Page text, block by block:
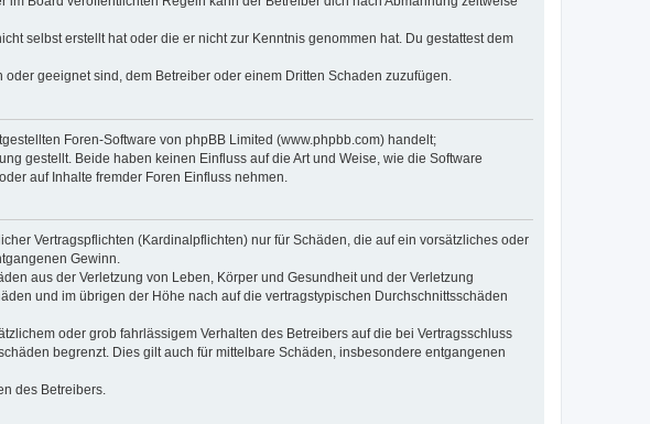
selbst erstellt hat oder die er nicht zur Kenntnis genommen hat. Du gestattest dem
geeignet sind, dem Betreiber oder einem Dritten Schaden zuzufügen.
Foren-Software von phpBB Limited (www.phpbb.com) handelt;
gestellt. Beide haben keinen Einfluss auf die Art und Weise, wie die Software
auf Inhalte fremder Foren Einfluss nehmen.
Vertragspflichten (Kardinalpflichten) nur für Schäden, die auf ein vorsätzliches oder
Gewinn.
aus der Verletzung von Leben, Körper und Gesundheit und der Verletzung
und im übrigen der Höhe nach auf die vertragstypischen Durchschnittsschäden
oder grob fahrlässigem Verhalten des Betreibers auf die bei Vertragsschluss
begrenzt. Dies gilt auch für mittelbare Schäden, insbesondere entgangenen
des Betreibers.